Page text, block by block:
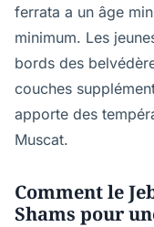
ferrata a un âge
minimum. Les
bords des
couches
apporte des
Muscat.
Comment le
Shams pour